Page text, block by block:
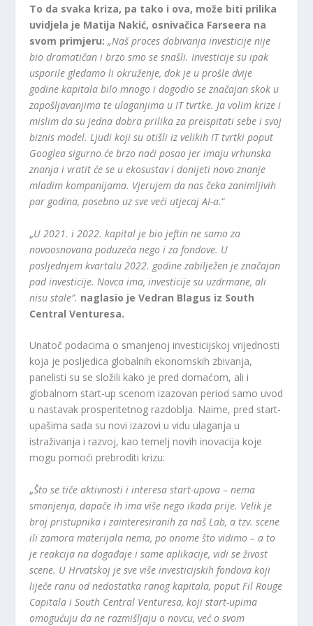
To da svaka kriza, pa tako i ova, može biti prilika
uvidjela je Matija Nakić, osnivačica Farseera na
svom primjeru:„Naš proces dobivanja investicije nije
bio dramatičan i brzo smo se snašli. Investicije su ipak
usporile gledamo li okruženje, dok je u prošle dvije
godine kapitala bilo mnogo i dogodio se značajan skok u
zapošljavanjima te ulaganjima u IT tvrtke. Ja volim krize i
mislim da su jedna dobra prilika za preispitati sebe i svoj
biznis model. Ljudi koji su otišli iz velikih IT tvrtki poput
Googlea sigurno će brzo naći posao jer imaju vrhunska
znanja i vratit će se u ekosustav i donijeti novo znanje
mladim kompanijama. Vjerujem da nas čeka zanimljivih
par godina, posebno uz sve veći utjecaj AI-a.“
„U 2021. i 2022. kapital je bio jeftin ne samo za
novoosnovana poduzeća nego i za fondove. U
posljednjem kvartalu 2022. godine zabilježen je značajan
pad investicije. Novca ima, investicije su uzdrmane, ali
nisu stale”. naglasio je Vedran Blagus iz South
Central Venturesa.
Unatoč podacima o smanjenoj investicijskoj vrijednosti
koja je posljedica globalnih ekonomskih zbivanja,
panelisti su se složili kako je pred domaćom, ali i
globalnom start-up scenom izazovan period samo uvod
u nastavak prosperitetnog razdoblja. Naime, pred start-
upašima sada su novi izazovi u vidu ulaganja u
istraživanja i razvoj, kao temelj novih inovacija koje
mogu pomoći prebroditi krizu:
„Što se tiče aktivnosti i interesa start-upova – nema
smanjenja, dapače ih ima više nego ikada prije. Velik je
broj pristupnika i zainteresiranih za naš Lab, a tzv. scene
ili zamora materijala nema, po onome što vidimo – a to
je reakcija na događaje i same aplikacije, vidi se živost
scene. U Hrvatskoj je sve više investicijskih fondova koji
liječe ranu od nedostatka ranog kapitala, poput Fil Rouge
Capitala i South Central Venturesa, koji start-upima
omogućuju da ne razmišljaju o novcu, već o svom